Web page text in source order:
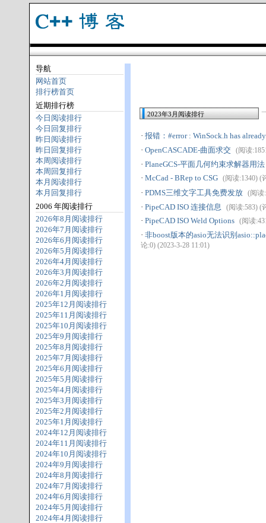
导航
网站首页
排行榜首页
近期排行榜
今日阅读排行
今日回复排行
昨日阅读排行
昨日回复排行
本周阅读排行
本周回复排行
本月阅读排行
本月回复排行
2006 年阅读排行
2026年8月阅读排行
2026年7月阅读排行
2026年6月阅读排行
2026年5月阅读排行
2026年4月阅读排行
2026年3月阅读排行
2026年2月阅读排行
2026年1月阅读排行
2025年12月阅读排行
2025年11月阅读排行
2025年10月阅读排行
2025年9月阅读排行
2025年8月阅读排行
2025年7月阅读排行
2025年6月阅读排行
2025年5月阅读排行
2025年4月阅读排行
2025年3月阅读排行
2025年2月阅读排行
2025年1月阅读排行
2024年12月阅读排行
2024年11月阅读排行
2024年10月阅读排行
2024年9月阅读排行
2024年8月阅读排行
2024年7月阅读排行
2024年6月阅读排行
2024年5月阅读排行
2024年4月阅读排行
2023年3月阅读排行
· 报错：#error : WinSock.h has
· OpenCASCADE-曲面求交 (阅读
· PlaneGCS-平面几何约束求解器用法
· McCad - BRep to CSG (阅读:1340) (
· PDMS三维文字工具免费发放 (阅读
· PipeCAD ISO 连接信息 (阅读:583) (
· PipeCAD ISO Weld Options (阅读
· 非boost版本的asio无法识别
论:0) (2023-3-28 11:01)